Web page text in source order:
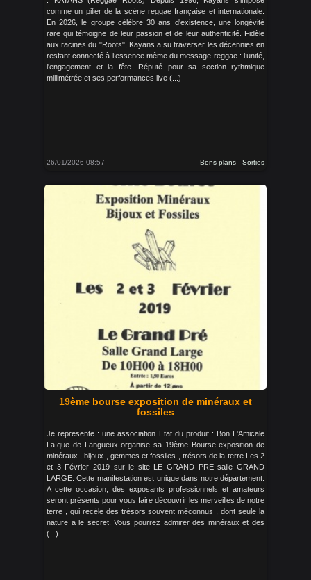
comme un pilier de la scène reggae française et internationale.
En 2026, le groupe célèbre 30 ans d'existence, une longévité
rare qui témoigne de leur passion et de leur authenticité. Fidèle
aux racines du "Roots", Kayans a su traverser les décennies en
restant connecté à l’essence même du message reggae : l’unité,
l'engagement et la fête. Réputé pour sa section rythmique
millimétrée et ses performances live (...)
26/01/2026 08:57 Bons plans - Sorties
19ème bourse exposition de minéraux et
fossiles
Je represente : une association Etat du produit : Bon L'Amicale
Laïque de Langueux organise sa 19ème Bourse exposition de
minéraux , bijoux , gemmes et fossiles , trésors de la terre Les 2
et 3 Février 2019 sur le site LE GRAND PRE salle GRAND
LARGE. Cette manifestation est unique dans notre département.
A cette occasion, des exposants professionnels et amateurs
seront présents pour vous faire découvrir les merveilles de notre
terre , qui recèle des trésors souvent méconnus , dont seule la
nature a le secret. Vous pourrez admirer des minéraux et des
(...)